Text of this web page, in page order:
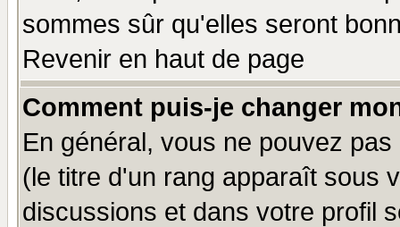
sommes sûr qu'elles seront
Revenir en haut de page
Comment puis-je changer
En général, vous ne pouvez
(le titre d'un rang apparaît sous
discussions et dans votre profil